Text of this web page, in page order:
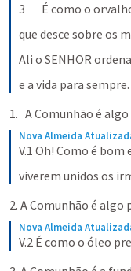
3       É como o
que desce sobre os
Ali o SENHOR
e a vida para sempre.
A Comunhão é
Nova Almeida
V.1 Oh! Como é bom
viverem unidos os
2. A Comunhão é
Nova Almeida
V.2 É como o óleo